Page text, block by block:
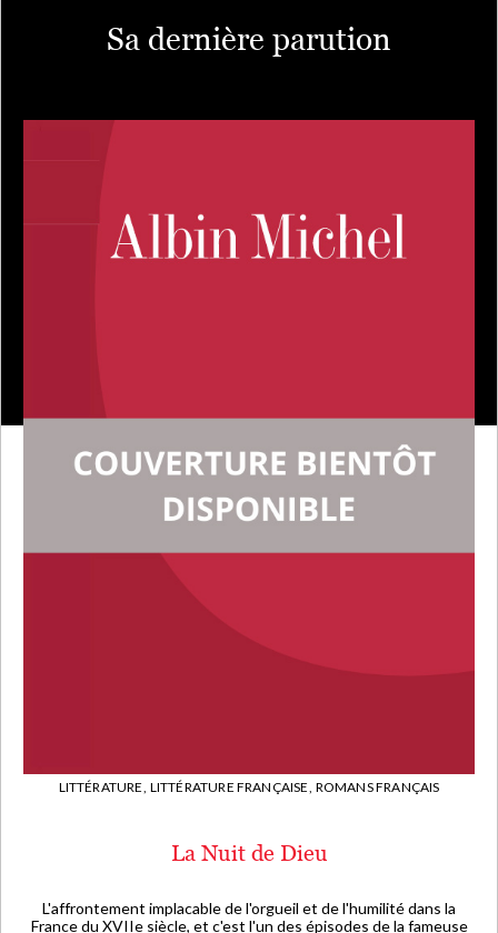
Sa dernière parution
LITTÉRATURE, LITTÉRATURE FRANÇAISE, ROMANS FRANÇAIS
La Nuit de Dieu
L'affrontement implacable de l'orgueil et de l'humilité dans la
France du XVIIe siècle, et c'est l'un des épisodes de la fameuse